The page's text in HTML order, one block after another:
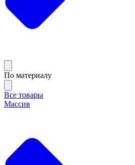
По материалу
Все товары
Массив